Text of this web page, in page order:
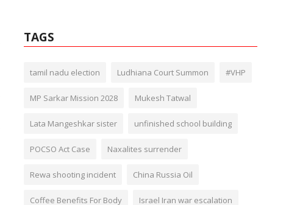
TAGS
tamil nadu election Ludhiana Court Summon #VHP
MP Sarkar Mission 2028 Mukesh Tatwal
Lata Mangeshkar sister unfinished school building
POCSO Act Case Naxalites surrender
Rewa shooting incident China Russia Oil
Coffee Benefits For Body Israel Iran war escalation